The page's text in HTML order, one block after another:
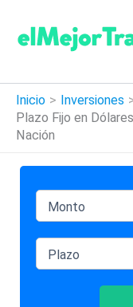
contenido
Inicio
Inversiones
Plazo Fijo en
Nación